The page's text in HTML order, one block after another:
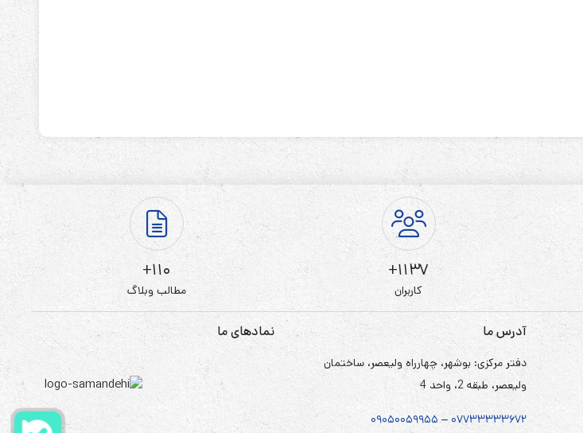
1137+
کاربران
110+
مطالب وبلاگ
آدرس ما
دفتر مرکزی: بوشهر، چهارراه ولیعصر، ساختمان
ولیعصر، طبقه 2، واحد 4
۰۷۷۳۳۳۳۳۶۷۲ – ۰۹۰۵۰۰۵۹۹۵۵
نمادهای ما